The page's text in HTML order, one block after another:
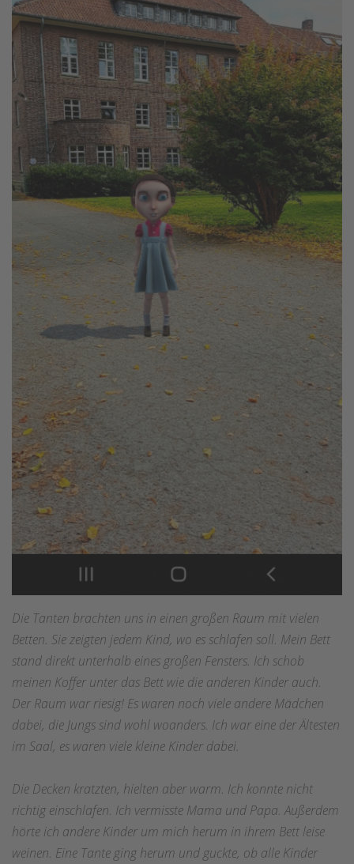
Die Tanten brachten uns in einen großen Raum mit vielen
Betten. Sie zeigten jedem Kind, wo es schlafen soll. Mein Bett
stand direkt unterhalb eines großen Fensters. Ich schob
meinen Koffer unter das Bett wie die anderen Kinder auch.
Der Raum war riesig! Es waren noch viele andere Mädchen
dabei, die Jungs sind wohl woanders. Ich war eine der Ältesten
im Saal, es waren viele kleine Kinder dabei.
Die Decken kratzten, hielten aber warm. Ich konnte nicht
richtig einschlafen. Ich vermisste Mama und Papa. Außerdem
hörte ich andere Kinder um mich herum in ihrem Bett leise
weinen. Eine Tante ging herum und guckte, ob alle Kinder